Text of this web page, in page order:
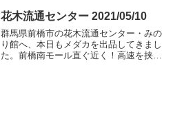
m(__)mクラウドグレーダイヤ ダルマ
1.5ｃｍ以...
花木流通センター 2021/05/10
群馬県前橋市の花木流通センター・みの
り館へ、本日もメダカを出品してきまし
た。前橋南モール直ぐ近く！高速を挟ん